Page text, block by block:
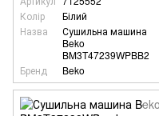
Колір
Білий
Назва
Сушильна машина
Beko
BM3T47239WPBB2
Бренд
Beko